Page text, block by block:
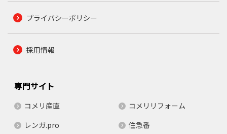
プライバシーポリシー
採用情報
専門サイト
コメリ産直
コメリリフォーム
レンガ.pro
住急番